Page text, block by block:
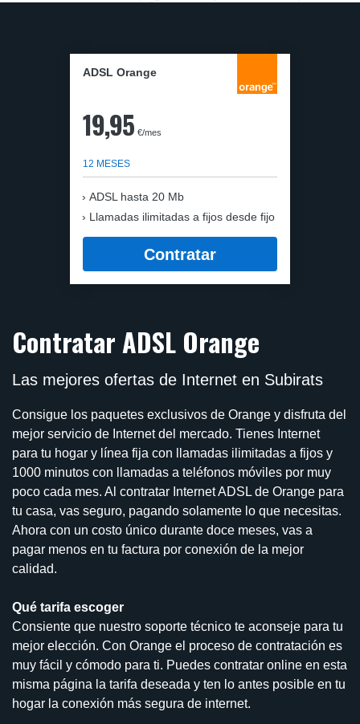
ADSL Orange
19,95 €/mes
12 MESES
ADSL hasta 20 Mb
Llamadas ilimitadas a fijos desde fijo
Contratar
Contratar ADSL Orange
Las mejores ofertas de Internet en Subirats
Consigue los paquetes exclusivos de Orange y disfruta del
mejor servicio de Internet del mercado. Tienes Internet
para tu hogar y línea fija con llamadas ilimitadas a fijos y
1000 minutos con llamadas a teléfonos móviles por muy
poco cada mes. Al contratar Internet ADSL de Orange para
tu casa, vas seguro, pagando solamente lo que necesitas.
Ahora con un costo único durante doce meses, vas a
pagar menos en tu factura por conexión de la mejor
calidad.
Qué tarifa escoger
Consiente que nuestro soporte técnico te aconseje para tu
mejor elección. Con Orange el proceso de contratación es
muy fácil y cómodo para ti. Puedes contratar online en esta
misma página la tarifa deseada y ten lo antes posible en tu
hogar la conexión más segura de internet.